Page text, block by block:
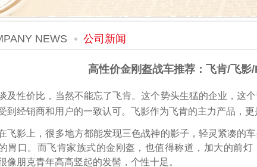
NEWS 公司新闻
高性价金刚盔战车推荐：飞肯/飞影
及性价比，当然不能忘了飞肯。这个势头生猛的企业，这
到经销商和用户的一致认可。飞影作为飞肯的主力产品，更
飞影上，很多地方都能发现三色战神的影子，轻灵紧凑的
胃口。而飞肯家族式的金刚盔，也值得称道，加大的前
像朋克青年高高竖起的发髻，个性十足。